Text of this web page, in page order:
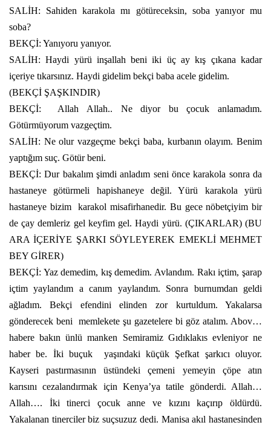
SALİH: Sahiden karakola mı götüreceksin, soba yanıyor mu
soba?
BEKÇİ: Yanıyoru yanıyor.
SALİH: Haydi yürü inşallah beni iki üç ay kış çıkana kadar
içeriye tıkarsınız. Haydi gidelim bekçi baba acele gidelim.
(BEKÇİ ŞAŞKINDIR)
BEKÇİ:
Allah Allah.. Ne diyor bu çocuk anlamadım.
Götürmüyorum vazgeçtim.
SALİH: Ne olur vazgeçme bekçi baba, kurbanın olayım. Benim
yaptığım suç. Götür beni.
BEKÇİ: Dur bakalım şimdi anladım seni önce karakola sonra da
hastaneye götürmeli hapishaneye değil. Yürü karakola yürü
hastaneye bizim
karakol misafirhanedir. Bu gece nöbetçiyim bir
de çay demleriz gel keyfim gel. Haydi yürü. (ÇIKARLAR) (BU
ARA İÇERİYE ŞARKI SÖYLEYEREK EMEKLİ MEHMET
BEY GİRER)
BEKÇİ: Yaz demedim, kış demedim. Avlandım. Rakı içtim, şarap
içtim yaylandım a canım yaylandım. Sonra burnumdan geldi
ağladım. Bekçi efendini elinden zor kurtuldum. Yakalarsa
gönderecek beni
memlekete şu gazetelere bi göz atalım. Abov…
habere bakın ünlü manken Semiramiz Gıdıklakıs evleniyor ne
haber be. İki buçuk
yaşındaki küçük Şefkat şarkıcı oluyor.
Kayseri pastırmasının üstündeki çemeni yemeyin çöpe atın
karısını cezalandırmak için Kenya’ya tatile gönderdi. Allah…
Allah…. İki tinerci çocuk anne ve kızını kaçırıp öldürdü.
Yakalanan tinerciler biz suçsuzuz dedi. Manisa akıl hastanesinden